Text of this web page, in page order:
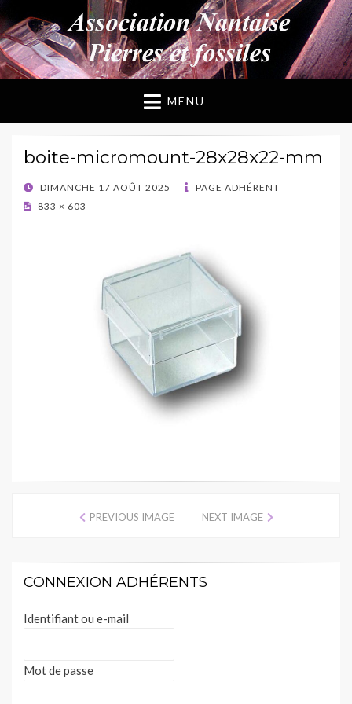
ANPF
Association Nantaise Pierres et Fossiles
MENU
boite-micromount-28x28x22-mm
POSTED
ON
DIMANCHE 17 AOÛT 2025
PAGE ADHÉRENT
833 × 603
PREVIOUS IMAGE NEXT IMAGE
CONNEXION ADHÉRENTS
Identifiant ou e-mail
Mot de passe